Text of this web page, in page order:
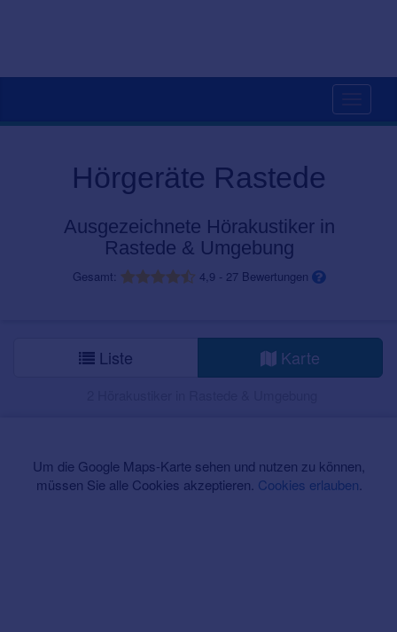
Hörgeräte Rastede
Ausgezeichnete Hörakustiker in
Rastede & Umgebung
Gesamt: 4,9 - 27 Bewertungen
Liste Karte
Um die Google Maps-Karte sehen und nutzen zu können,
müssen Sie alle Cookies akzeptieren. Cookies erlauben.